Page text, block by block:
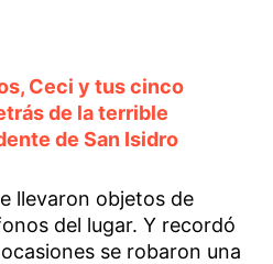
Ceci y tus cinco
de la terrible
de San Isidro
llevaron objetos de
del lugar. Y recordó
se robaron una